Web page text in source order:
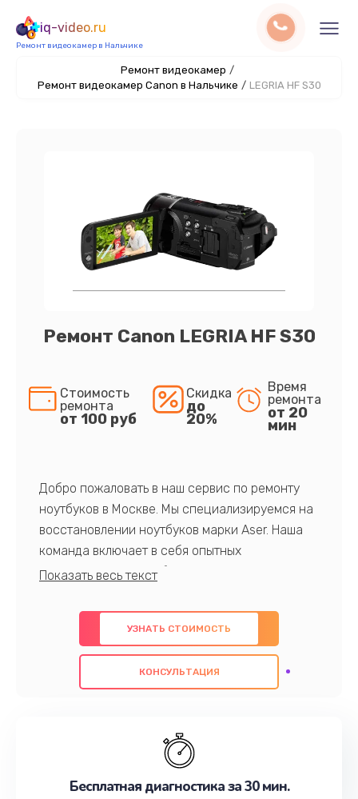
iq-video.ru
Ремонт видеокамер в Нальчике
Ремонт видеокамер /
Ремонт видеокамер Canon в Нальчике / LEGRIA HF S30
Ремонт Canon LEGRIA HF S30
Стоимость
ремонта
от 100 руб
Скидка
до
20%
Время
ремонта
от 20
мин
Добро пожаловать в наш сервис по ремонту
ноутбуков в Москве. Мы специализируемся на
восстановлении ноутбуков марки Aser. Наша
команда включает в себя опытных
профессионалов с обширными знаниями и
предлагаем быстрый и качественный ремонт с
использованием оригинальных компонентов, а
также гарантируем качество всех
проведенных работ. Наша цель - предоставить
наилучшим образом. Не медлите записаться на
УЗНАТЬ СТОИМОСТЬ
КОНСУЛЬТАЦИЯ
Бесплатная диагностика за 30 мин.